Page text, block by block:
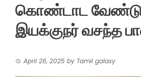
கொண்டாட
இயக்குநர் வசந்த
April 26, 2025 by Tamil galaxy